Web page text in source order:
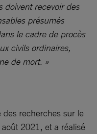
doivent recevoir des
présumés
le cadre de procès
civils ordinaires,
de mort. »
recherches sur le
2021, et a réalisé